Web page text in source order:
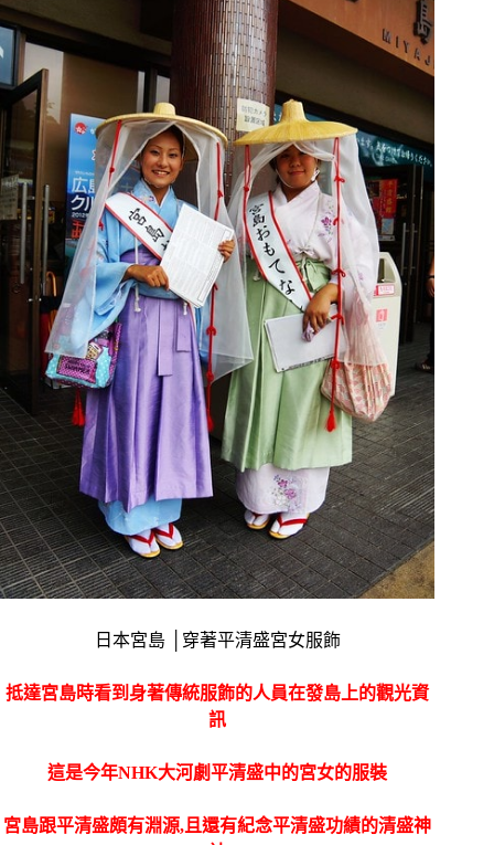
日本宮島 │穿著平清盛宮女服飾
抵達宮島時看到身著傳統服飾的人員在發島上的觀光資
訊
這是今年NHK大河劇平清盛中的宮女的服裝
宮島跟平清盛頗有淵源,且還有紀念平清盛功績的清盛神